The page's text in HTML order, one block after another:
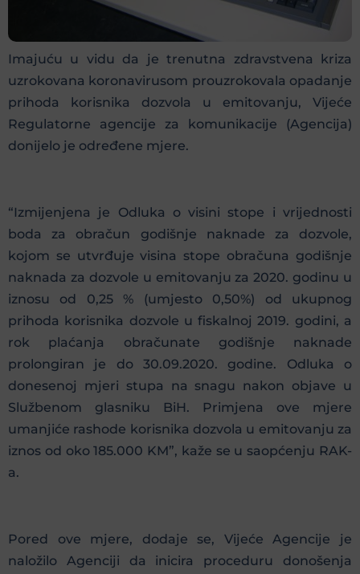
Imajuću u vidu da je trenutna zdravstvena kriza
uzrokovana koronavirusom prouzrokovala opadanje
prihoda korisnika dozvola u emitovanju, Vijeće
Regulatorne agencije za komunikacije (Agencija)
donijelo je određene mjere.
“Izmijenjena je Odluka o visini stope i vrijednosti
boda za obračun godišnje naknade za dozvole,
kojom se utvrđuje visina stope obračuna godišnje
naknada za dozvole u emitovanju za 2020. godinu u
iznosu od 0,25 % (umjesto 0,50%) od ukupnog
prihoda korisnika dozvole u fiskalnoj 2019. godini, a
rok plaćanja obračunate godišnje naknade
prolongiran je do 30.09.2020. godine. Odluka o
donesenoj mjeri stupa na snagu nakon objave u
Službenom glasniku BiH. Primjena ove mjere
umanjiće rashode korisnika dozvola u emitovanju za
iznos od oko 185.000 KM”, kaže se u saopćenju RAK-
a.
Pored ove mjere, dodaje se, Vijeće Agencije je
naložilo Agenciji da inicira proceduru donošenja